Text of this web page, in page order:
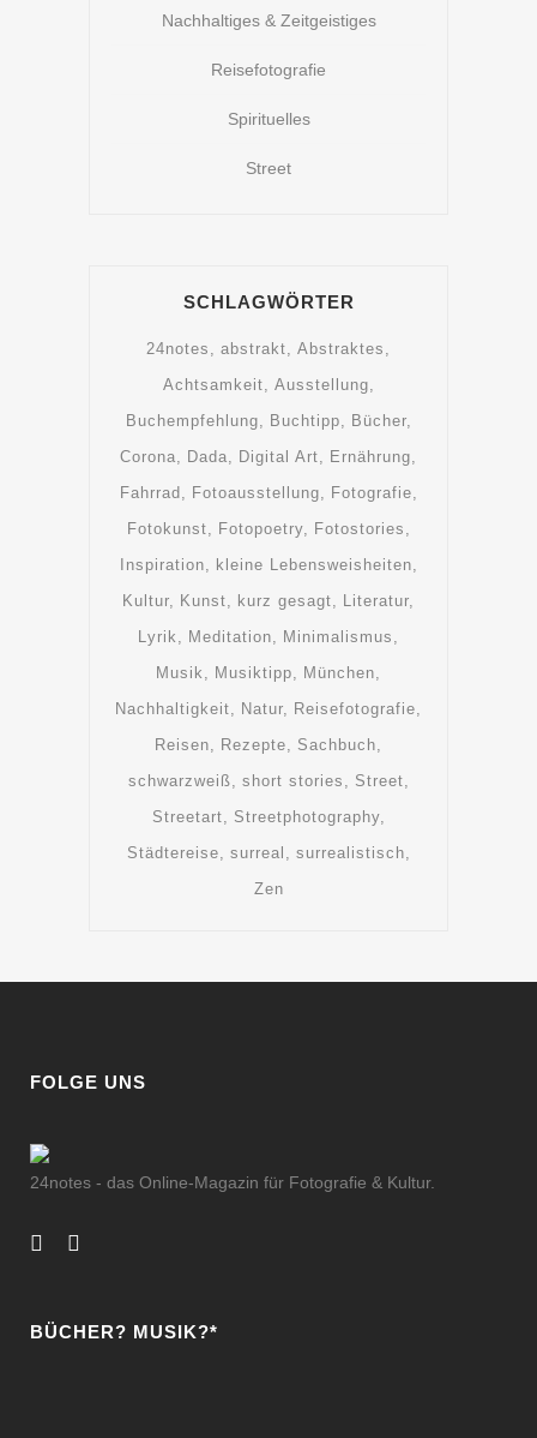
Nachhaltiges & Zeitgeistiges
Reisefotografie
Spirituelles
Street
SCHLAGWÖRTER
24notes abstrakt
Abstraktes
Achtsamkeit
Ausstellung
Buchempfehlung
Buchtipp
Bücher
Corona
Dada Digital Art
Ernährung
Fahrrad
Fotoausstellung
Fotografie
Fotokunst
Fotopoetry
Fotostories
Inspiration
kleine Lebensweisheiten
Kultur
Kunst kurz gesagt
Literatur
Lyrik
Meditation
Minimalismus
Musik
Musiktipp
München
Nachhaltigkeit
Natur
Reisefotografie
Reisen
Rezepte
Sachbuch
schwarzweiß
short stories
Street
Streetart
Streetphotography
Städtereise
surreal
surrealistisch
Zen
FOLGE UNS
24notes - das Online-Magazin für Fotografie & Kultur.
BÜCHER? MUSIK?*